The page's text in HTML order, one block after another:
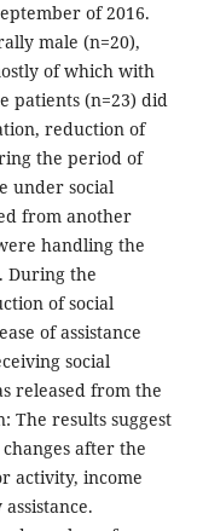
of 2016.
male (n=20),
of which with
patients (n=23) did
reduction of
the period of
under social
from another
handling the
During the
of social
of assistance
social
released from the
The results suggest
after the
activity, income